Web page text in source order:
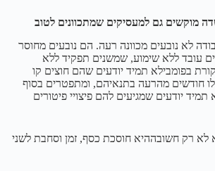
מוקשים גם למעסיקים שמתכוונים לטוב
לא נובעים מכוונה רעה. הם נובעים מחוסר
עובד ללא שימוע, שמשנים תפקיד ללא
בפומבילא תמיד יודעים שהם חוצים קו
חודשים מהרעה בתנאיהם, ומתפטרים בסוף
תמיד יודעים שמגיעים להם פיצויי פיטורים
לא רק חשובההיא חוסכת כסף, זמן וסחבת לשני